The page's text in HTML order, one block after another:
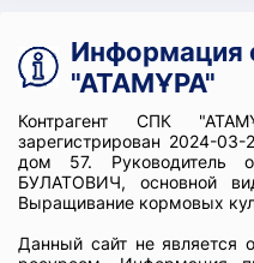
Информация
"АТАМҰРА"
Контрагент СПК
зарегистрирован 2024-
дом 57. Руководитель
БУЛАТОВИЧ, основной
Выращивание кормовых
Данный сайт не является